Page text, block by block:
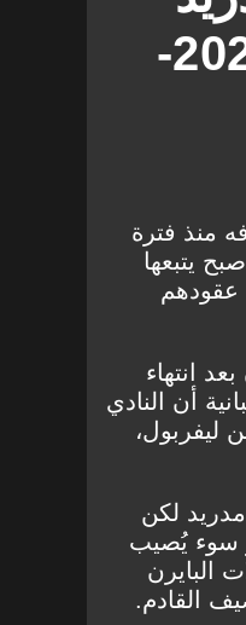
يحسم أول صفقتين لموسم 2025-
منذ فترة
يتبعها
عقودهم
انتهاء
أن النادي
ليفربول،
مدريد لكن
سوء يُصيب
البايرن
القادم.